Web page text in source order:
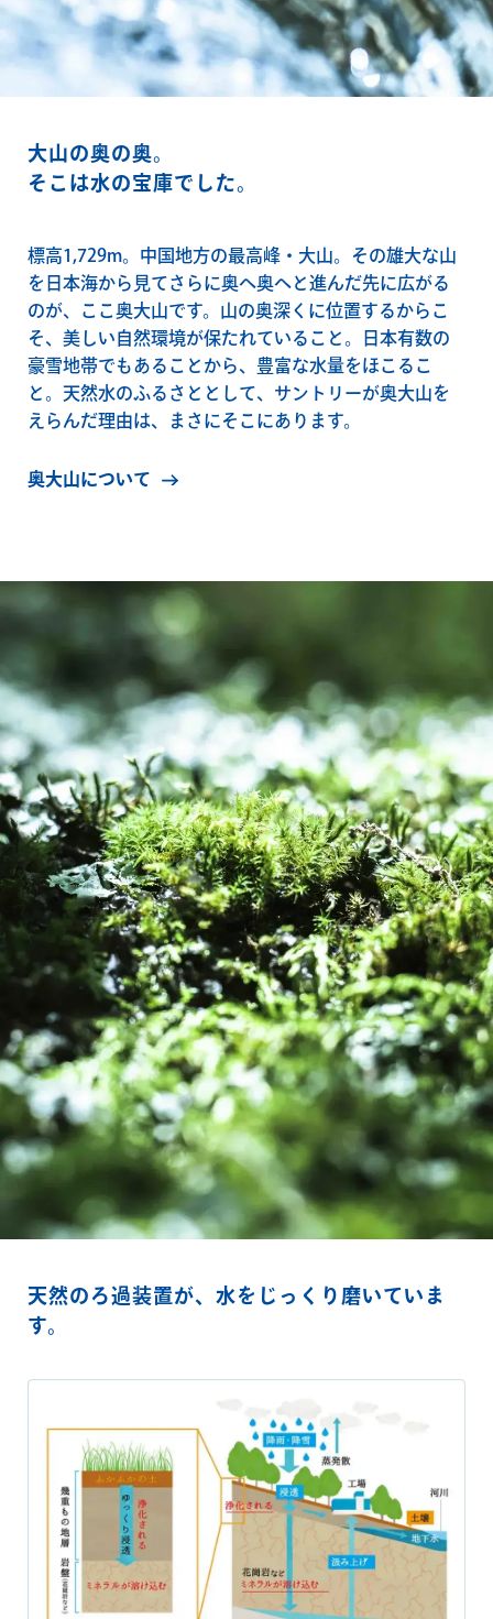
大山の奥の奥。
そこは水の宝庫でした。
標高1,729m。中国地方の最高峰・大山。その雄大な山
を日本海から見てさらに奥へ奥へと進んだ先に広がる
のが、ここ奥大山です。山の奥深くに位置するからこ
そ、美しい自然環境が保たれていること。日本有数の
豪雪地帯でもあることから、豊富な水量をほこるこ
と。天然水のふるさととして、サントリーが奥大山を
えらんだ理由は、まさにそこにあります。
奥大山について
天然のろ過装置が、水をじっくり磨いていま
す。